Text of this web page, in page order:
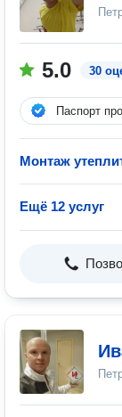
5.0 30
Паспорт
Монтаж
Ещё 12 услуг